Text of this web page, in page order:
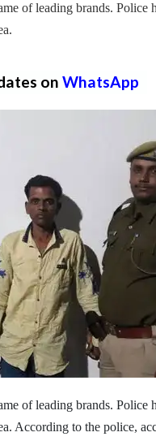
of leading brands. Police
on WhatsApp
of leading brands. Police
According to the police,